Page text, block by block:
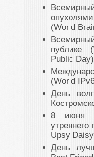
(World
публике
Public Day)
(World
День
8 июня –
утреннего
Upsy
День